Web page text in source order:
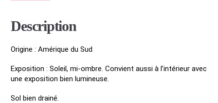
Description
Origine : Amérique du Sud
Exposition : Soleil, mi-ombre. Convient aussi à l’intérieur avec
une exposition bien lumineuse.
Sol bien drainé.